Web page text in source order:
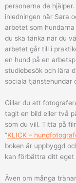
personerna de
inledningen när Sara
arbetet som
du ska tänka när du
arbetet går till i
en hund på en
studiebesök och lära
sociala tjänstehundar
Gillar du att
tagit en bild eller två
som du vill. Titta på
”KLICK –
boken är uppbyggd
kan förbättra ditt
Även om många